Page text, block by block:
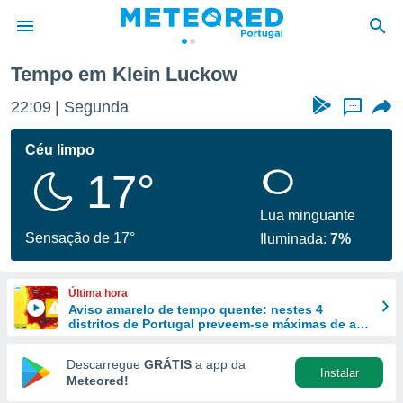
da
foi
fornecidas
a este
das
e
forma
digital
Tempo em Klein Luckow
22:09 Segunda ...
Céu limpo
17°
Sensação de 17°
Lua minguante
Iluminada:7%
Última hora
Aviso amarelo de tempo quente: nestes 4
distritos de Portugal preveem-se máximas de até
Descarregue GRÁTIS a app da
Meteored!
Instalar